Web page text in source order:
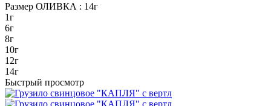
Размер ОЛИВКА : 14г
1г
6г
8г
10г
12г
14г
Быстрый просмотр